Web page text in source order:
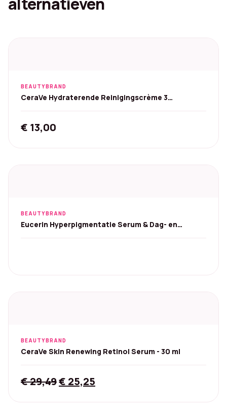
BEAUTYBRAND
CeraVe Hydraterende Reinigingscrème 3
€ 13,00
BEAUTYBRAND
Eucerin Hyperpigmentatie Serum & Dag- en
BEAUTYBRAND
CeraVe Skin Renewing Retinol Serum - 30 ml
€29,49Original
€ 25,25